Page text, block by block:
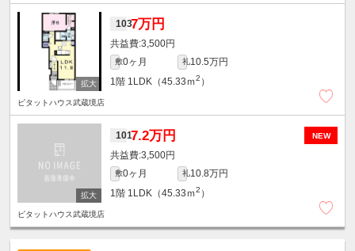
1037万円
3,500円
敷0ヶ月 礼10.5万円
1階 1LDK（45.33ｍ2 ）
ピタットハウス武蔵境店
NEW
1017.2万円
3,500円
敷0ヶ月 礼10.8万円
1階 1LDK（45.33ｍ2 ）
ピタットハウス武蔵境店